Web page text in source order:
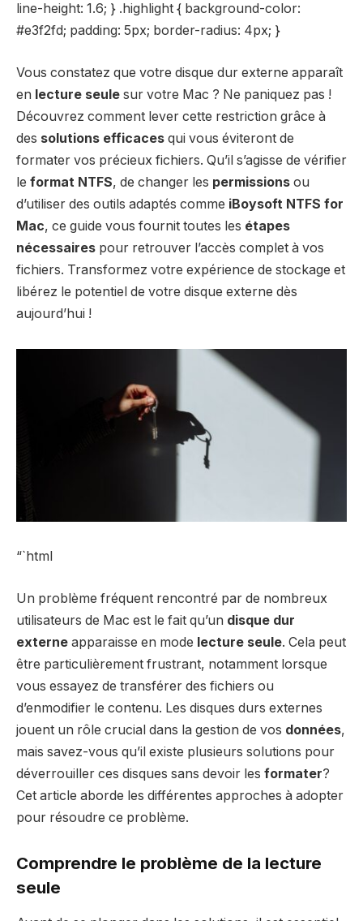
line-height: 1.6; } .highlight { background-color:
#e3f2fd; padding: 5px; border-radius: 4px; }
Vous constatez que votre disque dur externe apparaît
en lecture seule sur votre Mac ? Ne paniquez pas !
Découvrez comment lever cette restriction grâce à
des solutions efficaces qui vous éviteront de
formater vos précieux fichiers. Qu’il s’agisse de vérifier
le format NTFS, de changer les permissions ou
d’utiliser des outils adaptés comme iBoysoft NTFS for
Mac, ce guide vous fournit toutes les étapes
nécessaires pour retrouver l’accès complet à vos
fichiers. Transformez votre expérience de stockage et
libérez le potentiel de votre disque externe dès
aujourd’hui !
“`html
Un problème fréquent rencontré par de nombreux
utilisateurs de Mac est le fait qu’un disque dur
externe apparaisse en mode lecture seule. Cela peut
être particulièrement frustrant, notamment lorsque
vous essayez de transférer des fichiers ou
d’enmodifier le contenu. Les disques durs externes
jouent un rôle crucial dans la gestion de vos données,
mais savez-vous qu’il existe plusieurs solutions pour
déverrouiller ces disques sans devoir les formater?
Cet article aborde les différentes approches à adopter
pour résoudre ce problème.
Comprendre le problème de la lecture
seule